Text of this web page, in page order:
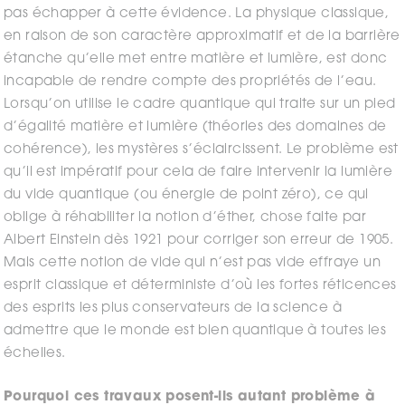
pas échapper à cette évidence. La physique classique,
en raison de son caractère approximatif et de la barrière
étanche qu’elle met entre matière et lumière, est donc
incapable de rendre compte des propriétés de l’eau.
Lorsqu’on utilise le cadre quantique qui traite sur un pied
d’égalité matière et lumière (théories des domaines de
cohérence), les mystères s’éclaircissent. Le problème est
qu’il est impératif pour cela de faire intervenir la lumière
du vide quantique (ou énergie de point zéro), ce qui
oblige à réhabiliter la notion d’éther, chose faite par
Albert Einstein dès 1921 pour corriger son erreur de 1905.
Mais cette notion de vide qui n’est pas vide effraye un
esprit classique et déterministe d’où les fortes réticences
des esprits les plus conservateurs de la science à
admettre que le monde est bien quantique à toutes les
échelles.
Pourquoi ces travaux posent-ils autant problème à